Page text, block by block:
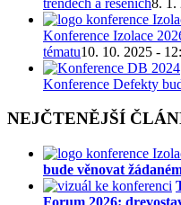
Konference Izolace
tématu10. 10. 2025 -
Konference Defekty
NEJČTENĚJŠÍ
bude věnovat
Forum 2026: